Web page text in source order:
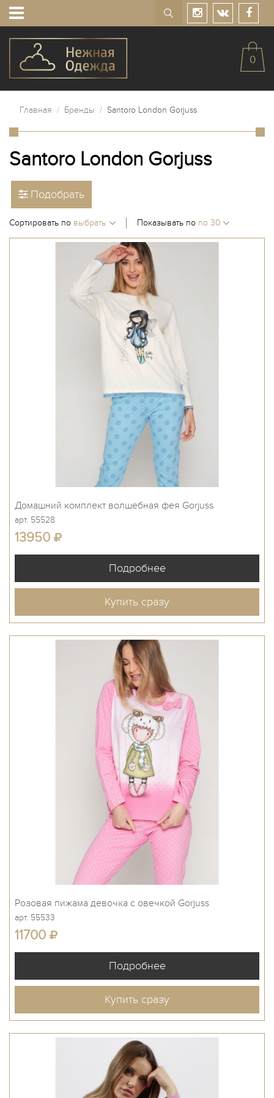
0
Главная / Бренды / Santoro London Gorjuss
Santoro London Gorjuss
Подобрать
Сортировать по Показывать по
Домашний комплект волшебная фея Gorjuss
арт. 55528
13950
Купить сразу
Розовая пижама девочка с овечкой Gorjuss
арт. 55533
11700
Купить сразу